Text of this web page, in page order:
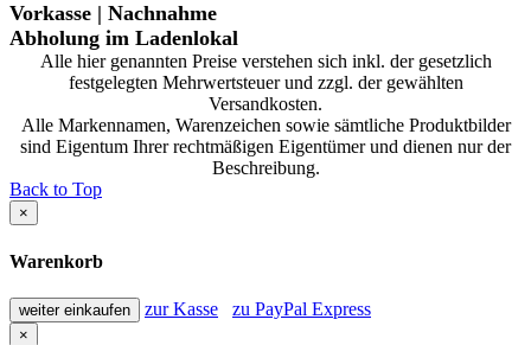
Vorkasse | Nachnahme
Abholung im Ladenlokal
Alle hier genannten Preise verstehen sich inkl. der gesetzlich
festgelegten Mehrwertsteuer und zzgl. der gewählten
Versandkosten.
Alle Markennamen, Warenzeichen sowie sämtliche Produktbilder
sind Eigentum Ihrer rechtmäßigen Eigentümer und dienen nur der
Beschreibung.
Back to Top
×
Warenkorb
weiter einkaufen zur Kasse zu PayPal Express
×